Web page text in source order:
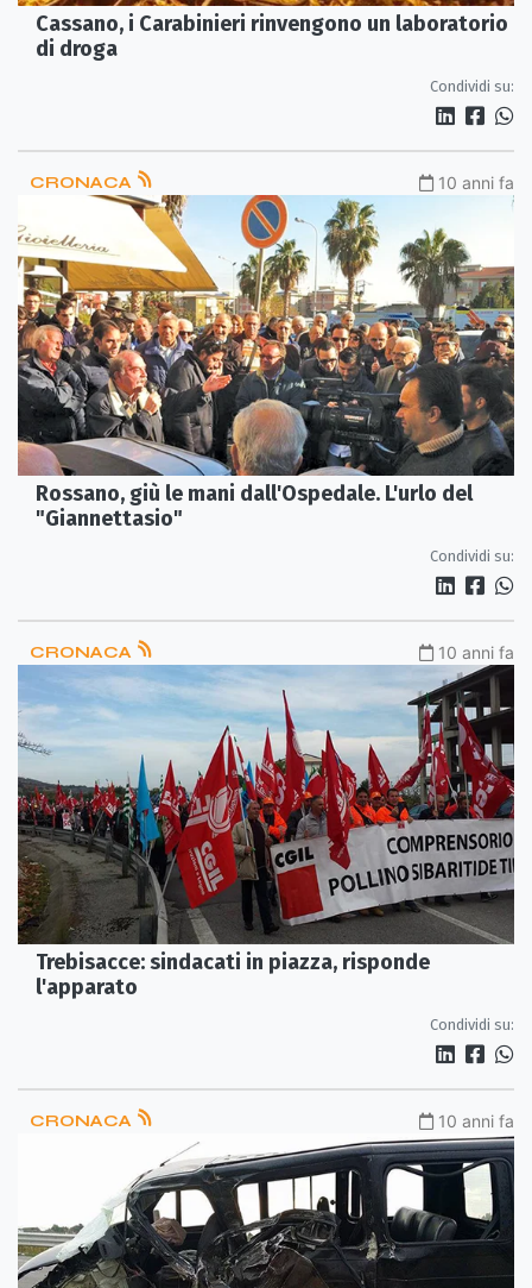
Cassano, i Carabinieri rinvengono un laboratorio
di droga
Condividi su:
CRONACA 10 anni fa
Rossano, giù le mani dall'Ospedale. L'urlo del
"Giannettasio"
Condividi su:
CRONACA 10 anni fa
Trebisacce: sindacati in piazza, risponde
l'apparato
Condividi su:
CRONACA 10 anni fa